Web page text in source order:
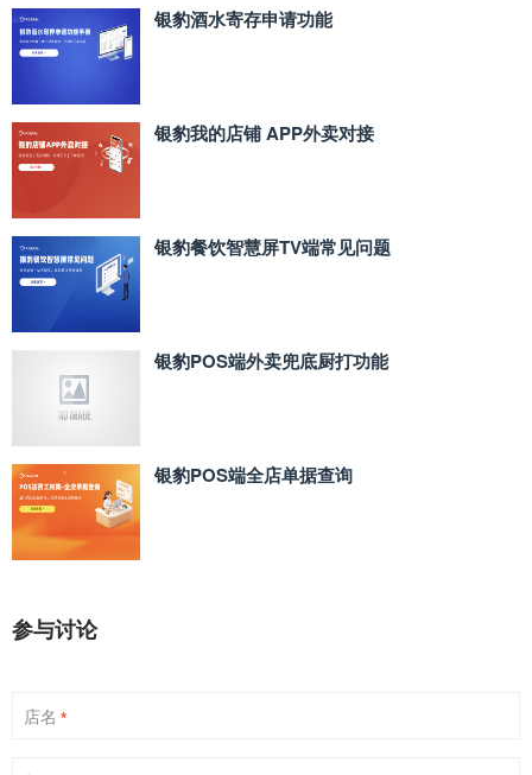
银豹酒水寄存申请功能
银豹我的店铺 APP外卖对接
银豹餐饮智慧屏TV端常见问题
银豹POS端外卖兜底厨打功能
银豹POS端全店单据查询
参与讨论
店名 *